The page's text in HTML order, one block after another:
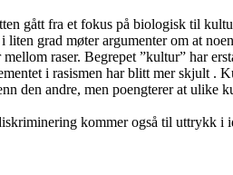
gått fra et fokus på biologisk til
liten grad møter argumenter om at
raser. Begrepet ”kultur” har
i rasismen har blitt mer skjult .
den andre, men poengterer at ulike
kommer også til uttrykk i